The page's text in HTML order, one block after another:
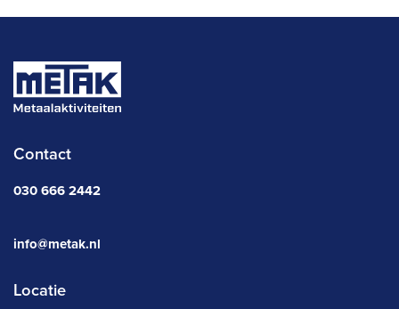
Contact
030 666 2442
info@metak.nl
Locatie